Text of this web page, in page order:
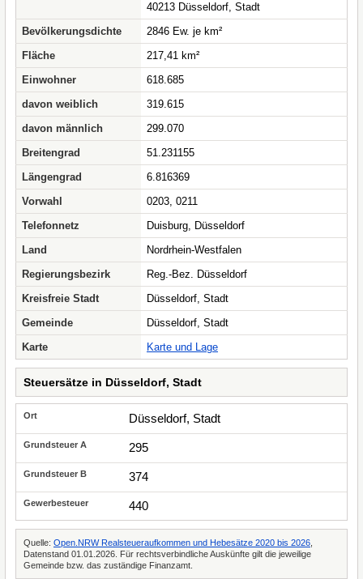
40213 Düsseldorf, Stadt
Bevölkerungsdichte
2846 Ew. je km²
Fläche
217,41 km²
Einwohner
618.685
davon weiblich
319.615
davon männlich
299.070
Breitengrad
51.231155
Längengrad
6.816369
Vorwahl
0203, 0211
Telefonnetz
Duisburg, Düsseldorf
Land
Nordrhein-Westfalen
Regierungsbezirk
Reg.-Bez. Düsseldorf
Kreisfreie Stadt
Düsseldorf, Stadt
Gemeinde
Düsseldorf, Stadt
Karte
Karte und Lage
Steuersätze in Düsseldorf, Stadt
Düsseldorf, Stadt
295
374
440
Quelle: Open.NRW Realsteueraufkommen und Hebesätze 2020 bis 2026
Datenstand 01.01.2026. Für rechtsverbindliche Auskünfte gilt die jeweilige
Gemeinde bzw. das zuständige Finanzamt.